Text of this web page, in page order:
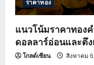
i
o
n
ราคาทอง
แนวโน้มราคาทอง
ดอลลาร์อ่อนและตึ
โกลด์เซียน สิงหาคม